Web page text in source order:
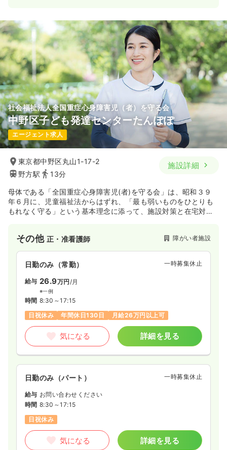
社会福祉法人全国重症心身障害児（者）を守る会
中野区子ども発達センターたんぽぽ
エージェント求人
東京都中野区丸山1-17-2
野方駅
13分
施設詳細
母体である「全国重症心身障害児(者)を守る会」は、昭和３９
年６月に、児童福祉法からはずれ、「最も弱いものをひとりも
もれなく守る」という基本理念に添って、施設対策と在宅対策
る会」が品川区より委託を受け、開設した重症心身障害者の通
所施設です。
その他 正・准看護師 障がい者施設
日勤のみ（常勤） 一時募集休止
給与 26.9万円 /月
※一例
時間 8:30～17:15
日祝休み
年間休日130日 月給26万円以上可
気になる 詳細を見る
日勤のみ（パート） 一時募集休止
給与 お問い合わせください
時間 8:30～17:15
日祝休み
気になる 詳細を見る